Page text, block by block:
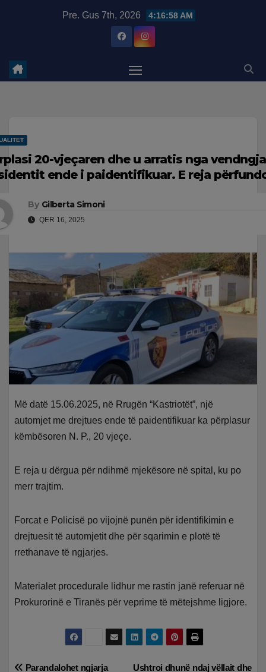
Pre. Gus 7th, 2026 4:16:58 AM
20-vjeçaren dhe u arratis nga
ende i paidentifikuar. E reja
By Gilberta Simoni
QER 16, 2025
Më datë 15.06.2025, në Rrugën “Kastriotët”, një
automjet me drejtues ende të paidentifikuar ka përplasur
këmbësoren N. P., 20 vjeçe.
E reja u dërgua për ndihmë mjekësore në spital, ku po
merr trajtim.
Forcat e Policisë po vijojnë punën për identifikimin e
drejtuesit të automjetit dhe për sqarimin e plotë të
rrethanave të ngjarjes.
Materialet procedurale lidhur me rastin janë referuar në
Prokurorinë e Tiranës për veprime të mëtejshme ligjore.
Ushtroi dhunë ndaj vëllait dhe
Parandalohet ngjarja